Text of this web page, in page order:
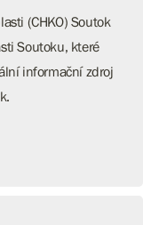
(CHKO) Soutok
Soutoku, které
informační zdroj